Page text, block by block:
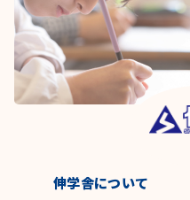
伸学舎について